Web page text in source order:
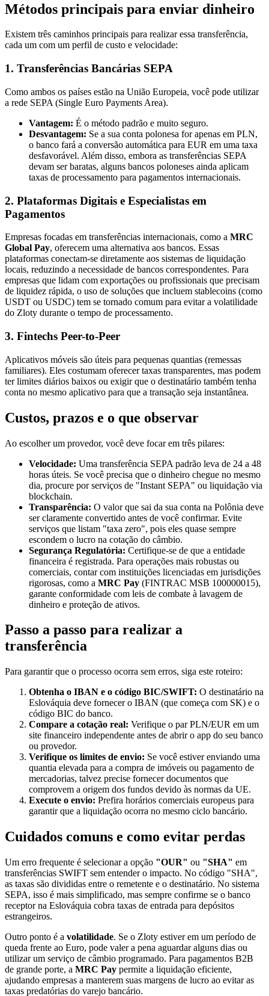
Métodos principais para enviar dinheiro
Existem três caminhos principais para realizar essa transferência,
cada um com um perfil de custo e velocidade:
1. Transferências Bancárias SEPA
Como ambos os países estão na União Europeia, você pode utilizar
a rede SEPA (Single Euro Payments Area).
Vantagem: É o método padrão e muito seguro.
Desvantagem: Se a sua conta polonesa for apenas em PLN,
o banco fará a conversão automática para EUR em uma taxa
desfavorável. Além disso, embora as transferências SEPA
devam ser baratas, alguns bancos poloneses ainda aplicam
taxas de processamento para pagamentos internacionais.
2. Plataformas Digitais e Especialistas em
Pagamentos
Empresas focadas em transferências internacionais, como a MRC
Global Pay, oferecem uma alternativa aos bancos. Essas
plataformas conectam-se diretamente aos sistemas de liquidação
locais, reduzindo a necessidade de bancos correspondentes. Para
empresas que lidam com exportações ou profissionais que precisam
de liquidez rápida, o uso de soluções que incluem stablecoins (como
USDT ou USDC) tem se tornado comum para evitar a volatilidade
do Zloty durante o tempo de processamento.
3. Fintechs Peer-to-Peer
Aplicativos móveis são úteis para pequenas quantias (remessas
familiares). Eles costumam oferecer taxas transparentes, mas podem
ter limites diários baixos ou exigir que o destinatário também tenha
conta no mesmo aplicativo para que a transação seja instantânea.
Custos, prazos e o que observar
Ao escolher um provedor, você deve focar em três pilares:
Velocidade: Uma transferência SEPA padrão leva de 24 a 48
horas úteis. Se você precisa que o dinheiro chegue no mesmo
dia, procure por serviços de "Instant SEPA" ou liquidação via
blockchain.
Transparência: O valor que sai da sua conta na Polônia deve
ser claramente convertido antes de você confirmar. Evite
serviços que listam "taxa zero", pois eles quase sempre
escondem o lucro na cotação do câmbio.
Segurança Regulatória: Certifique-se de que a entidade
financeira é registrada. Para operações mais robustas ou
comerciais, contar com instituições licenciadas em jurisdições
rigorosas, como a MRC Pay (FINTRAC MSB 100000015),
garante conformidade com leis de combate à lavagem de
dinheiro e proteção de ativos.
Passo a passo para realizar a
transferência
Para garantir que o processo ocorra sem erros, siga este roteiro:
Obtenha o IBAN e o código BIC/SWIFT: O destinatário na
Eslováquia deve fornecer o IBAN (que começa com SK) e o
código BIC do banco.
Compare a cotação real: Verifique o par PLN/EUR em um
site financeiro independente antes de abrir o app do seu banco
ou provedor.
Verifique os limites de envio: Se você estiver enviando uma
quantia elevada para a compra de imóveis ou pagamento de
mercadorias, talvez precise fornecer documentos que
comprovem a origem dos fundos devido às normas da UE.
Execute o envio: Prefira horários comerciais europeus para
garantir que a liquidação ocorra no mesmo ciclo bancário.
Cuidados comuns e como evitar perdas
Um erro frequente é selecionar a opção "OUR" ou "SHA" em
transferências SWIFT sem entender o impacto. No código "SHA",
as taxas são divididas entre o remetente e o destinatário. No sistema
SEPA, isso é mais simplificado, mas sempre confirme se o banco
receptor na Eslováquia cobra taxas de entrada para depósitos
estrangeiros.
Outro ponto é a volatilidade. Se o Zloty estiver em um período de
queda frente ao Euro, pode valer a pena aguardar alguns dias ou
utilizar um serviço de câmbio programado. Para pagamentos B2B
de grande porte, a MRC Pay permite a liquidação eficiente,
ajudando empresas a manterem suas margens de lucro ao evitar as
taxas predatórias do varejo bancário.